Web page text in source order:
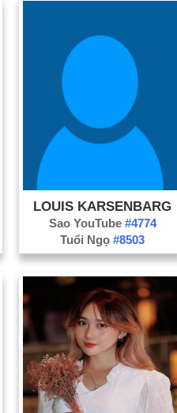
LOUIS KARSENBARG
Sao YouTube #4774
Tuổi Ngọ#8503